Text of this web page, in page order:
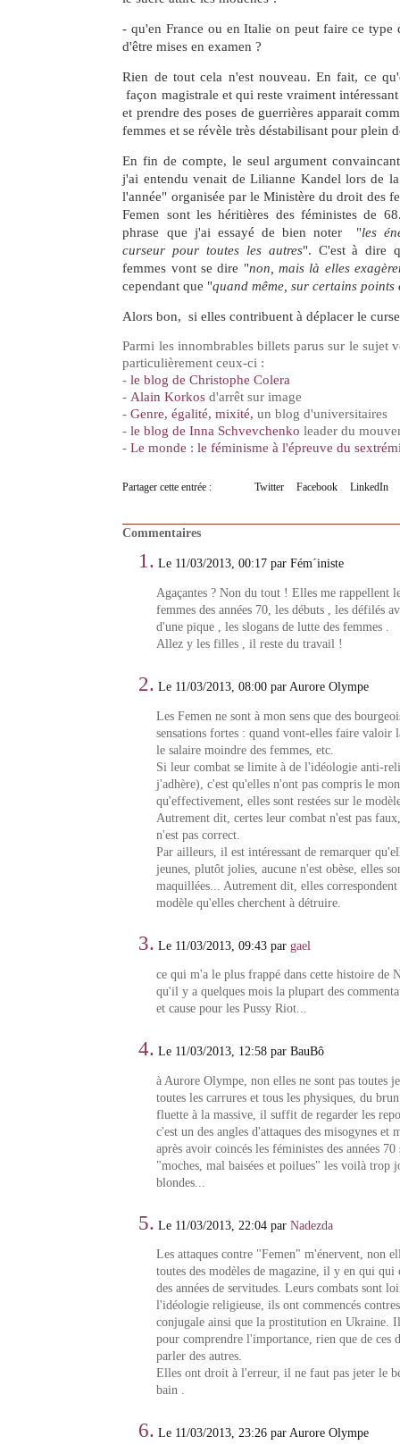
- qu'en France ou en Italie on peut faire ce type
d'être mises en examen ?
Rien de tout cela n'est nouveau. En fait, ce
façon magistrale et qui reste vraiment
et prendre des poses de guerrières apparait
femmes et se révèle très déstabilisant pour plein
En fin de compte, le seul argument
j'ai entendu venait de Lilianne Kandel lors de
l'année" organisée par le Ministère du droit des
Femen sont les héritières des féministes de
phrase que j'ai essayé de bien noter "les
curseur pour toutes les autres". C'est à dire
femmes vont se dire "non, mais là elles
cependant que "quand même, sur certains
Alors bon, si elles contribuent à déplacer le
Parmi les innombrables billets parus sur le sujet
particulièrement ceux-ci :
-le blog de Christophe Colera
- Alain Korkos d'arrêt sur image
-Genre, égalité, mixité, un blog d'universitaires
-le blog de Inna Schvevchenko leader du
-Le monde : le féminisme à l'épreuve du
Partager cette entrée : Twitter Facebook LinkedIn
Commentaires
1. Le 11/03/2013, 00:17 par Fém´iniste
Agaçantes ? Non du tout ! Elles me rappellent
femmes des années 70, les débuts , les défilés
d'une pique , les slogans de lutte des femmes .
Allez y les filles , il reste du travail !
2. Le 11/03/2013, 08:00 par Aurore Olympe
Les Femen ne sont à mon sens que des
sensations fortes : quand vont-elles faire valoir
le salaire moindre des femmes, etc.
Si leur combat se limite à de l'idéologie anti-
j'adhère), c'est qu'elles n'ont pas compris le
qu'effectivement, elles sont restées sur le
Autrement dit, certes leur combat n'est pas
n'est pas correct.
Par ailleurs, il est intéressant de remarquer
jeunes, plutôt jolies, aucune n'est obèse, elles
maquillées... Autrement dit, elles
modèle qu'elles cherchent à détruire.
3. Le 11/03/2013, 09:43 pargael
ce qui m'a le plus frappé dans cette histoire de
qu'il y a quelques mois la plupart des
et cause pour les Pussy Riot...
4. Le 11/03/2013, 12:58 par BauBô
à Aurore Olympe, non elles ne sont pas toutes
toutes les carrures et tous les physiques, du
fluette à la massive, il suffit de regarder les
c'est un des angles d'attaques des misogynes et
après avoir coincés les féministes des années 70
"moches, mal baisées et poilues" les voilà trop
blondes...
5. Le 11/03/2013, 22:04 parNadezda
Les attaques contre "Femen" m'énervent, non
toutes des modèles de magazine, il y en qui qui
des années de servitudes. Leurs combats sont
l'idéologie religieuse, ils ont commencés
conjugale ainsi que la prostitution en Ukraine.
pour comprendre l'importance, rien que de ces
parler des autres.
Elles ont droit à l'erreur, il ne faut pas jeter le
bain .
6. Le 11/03/2013, 23:26 par Aurore Olympe